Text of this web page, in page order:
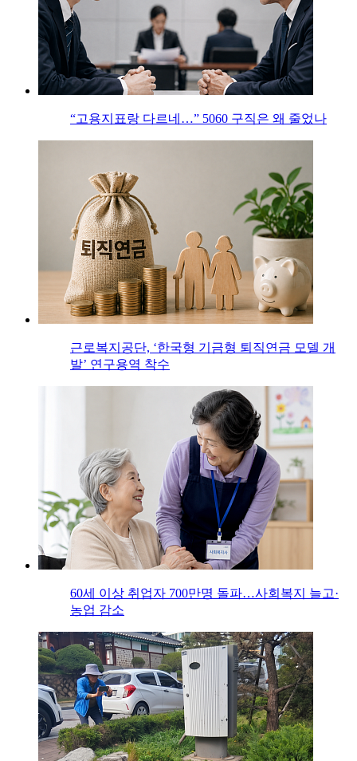
“고용지표랑 다르네…” 5060 구직은 왜 줄었나
근로복지공단, ‘한국형 기금형 퇴직연금 모델 개
발’ 연구용역 착수
60세 이상 취업자 700만명 돌파…사회복지 늘고·
농업 감소